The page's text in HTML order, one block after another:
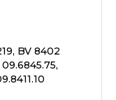
BV 8402
09.6845.75,